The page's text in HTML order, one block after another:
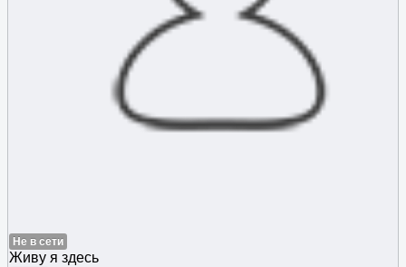
Не в сети
Живу я здесь